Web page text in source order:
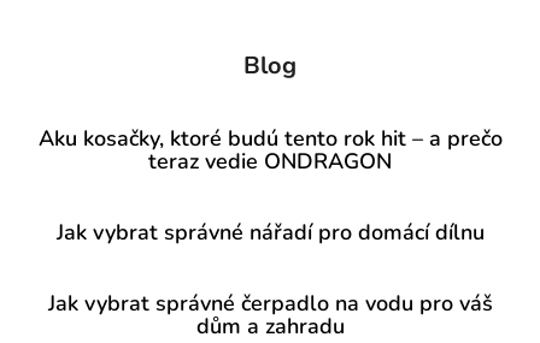
Blog
Aku kosačky, ktoré budú tento rok hit – a prečo
teraz vedie ONDRAGON
Jak vybrat správné nářadí pro domácí dílnu
Jak vybrat správné čerpadlo na vodu pro váš
dům a zahradu